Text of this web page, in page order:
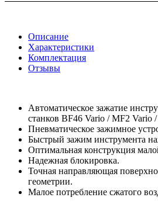
Описание
Характеристики
Комплектация
Отзывы
Автоматическое зажатие
станков BF46 Vario / MF2 Vario
Пневматическое зажимное
Быстрый зажим инструмента
Оптимальная конструкция
Надежная блокировка.
Точная направляющая
геометрии.
Малое потребление сжатого